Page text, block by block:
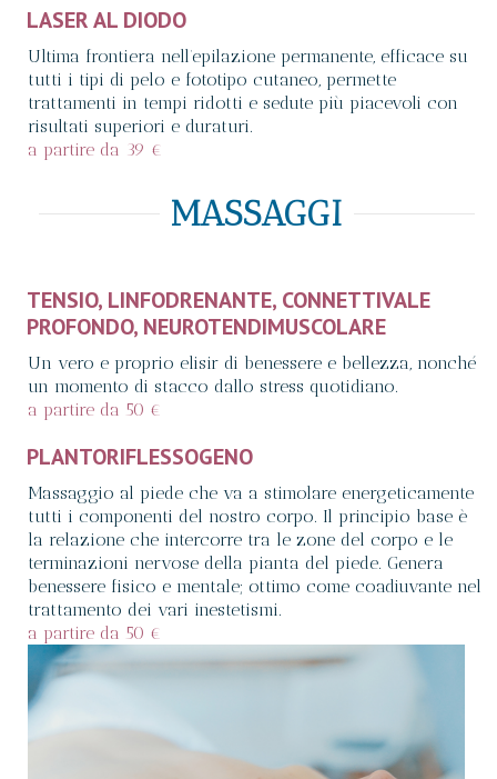
LASER AL DIODO
Ultima frontiera nell’epilazione permanente, efficace su
tutti i tipi di pelo e fototipo cutaneo, permette
trattamenti in tempi ridotti e sedute più piacevoli con
risultati superiori e duraturi.
a partire da 39 €
MASSAGGI
TENSIO, LINFODRENANTE, CONNETTIVALE
PROFONDO, NEUROTENDIMUSCOLARE
Un vero e proprio elisir di benessere e bellezza, nonché
un momento di stacco dallo stress quotidiano.
a partire da 50 €
PLANTORIFLESSOGENO
Massaggio al piede che va a stimolare energeticamente
tutti i componenti del nostro corpo. Il principio base è
la relazione che intercorre tra le zone del corpo e le
terminazioni nervose della pianta del piede. Genera
benessere fisico e mentale; ottimo come coadiuvante nel
trattamento dei vari inestetismi.
a partire da 50 €